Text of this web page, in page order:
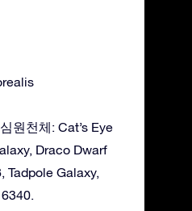
원천체: Cat’s Eye
Draco Dwarf
Tadpole Galaxy,